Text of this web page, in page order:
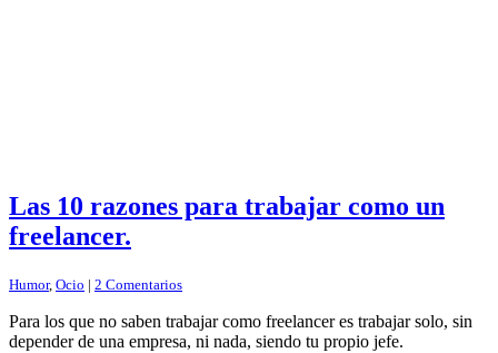
Las 10 razones para trabajar como un
freelancer.
Humor, Ocio | 2 Comentarios
Para los que no saben trabajar como freelancer es trabajar solo, sin
depender de una empresa, ni nada, siendo tu propio jefe.